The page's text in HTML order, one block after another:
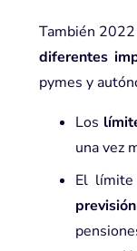
También
diferentes
pymes y
Los
una vez
El